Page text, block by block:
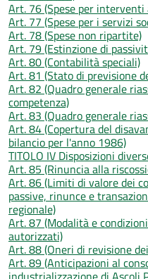
Art. 76 (Spese per interventi
Art. 77 (Spese per i servizi
Art. 78 (Spese non ripartite)
Art. 79 (Estinzione di
Art. 80 (Contabilità speciali)
Art. 81 (Stato di previsione
Art. 82 (Quadro generale
competenza)
Art. 83 (Quadro generale
Art. 84 (Copertura del
bilancio per l'anno 1986)
TITOLO IV Disposizioni
Art. 85 (Rinuncia alla
Art. 86 (Limiti di valore dei
passive, rinunce e
regionale)
Art. 87 (Modalità e
autorizzati)
Art. 88 (Oneri di revisione
Art. 89 (Anticipazioni al